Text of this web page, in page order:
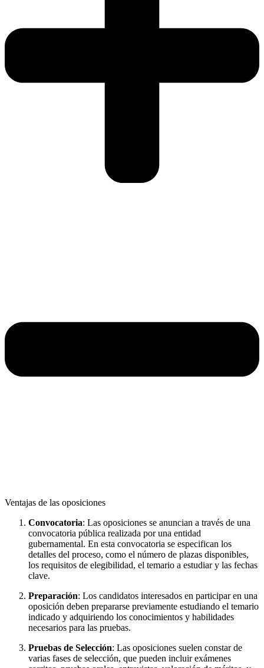
Ventajas de las oposiciones
Convocatoria: Las oposiciones se anuncian a través de una
convocatoria pública realizada por una entidad
gubernamental. En esta convocatoria se especifican los
detalles del proceso, como el número de plazas disponibles,
los requisitos de elegibilidad, el temario a estudiar y las fechas
clave.
Preparación: Los candidatos interesados en participar en una
oposición deben prepararse previamente estudiando el temario
indicado y adquiriendo los conocimientos y habilidades
necesarios para las pruebas.
Pruebas de Selección: Las oposiciones suelen constar de
varias fases de selección, que pueden incluir exámenes